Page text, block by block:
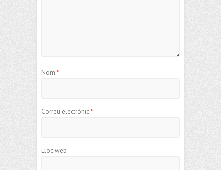
Nom *
Correu electrònic*
Lloc web